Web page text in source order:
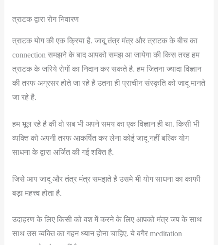
त्राटक द्वारा रोग निवारण
त्राटक योग की एक क्रिया है. जादू तंत्र मंत्र और त्राटक के बीच का
connection समझने के बाद आपको समझ आ जायेगा की किस तरह हम
त्राटक के जरिये रोगों का निदान कर सकते है. हम जितना ज्यादा विज्ञान
की तरफ अग्रसर होते जा रहे है उतना ही प्राचीन संस्कृति को जादू मानते
जा रहे है.
हम भूल रहे है की वो सब भी अपने समय का एक विज्ञान ही था. किसी भी
व्यक्ति को अपनी तरफ आकर्षित कर लेना कोई जादू नहीं बल्कि योग
साधना के द्वारा अर्जित की गई शक्ति है.
जिसे आप जादू और तंत्र मंत्र समझते है उसमे भी योग साधना का काफी
बड़ा महत्त्व होता है.
उदाहरण के लिए किसी को वश में करने के लिए आपको मंत्र जप के साथ
साथ उस व्यक्ति का गहन ध्यान होना चाहिए. ये बगैर meditation